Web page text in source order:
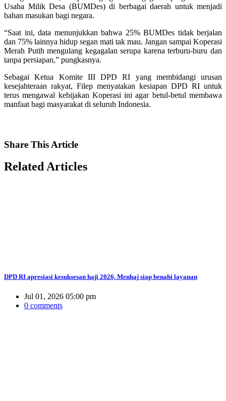
Usaha Milik Desa (BUMDes) di berbagai daerah untuk menjadi
bahan masukan bagi negara.
“Saat ini, data menunjukkan bahwa 25% BUMDes tidak berjalan
dan 75% lainnya hidup segan mati tak mau. Jangan sampai Koperasi
Merah Putih mengulang kegagalan serupa karena terburu-buru dan
tanpa persiapan,” pungkasnya.
Sebagai Ketua Komite III DPD RI yang membidangi urusan
kesejahteraan rakyat, Filep menyatakan kesiapan DPD RI untuk
terus mengawal kebijakan Koperasi ini agar betul-betul membawa
manfaat bagi masyarakat di seluruh Indonesia.
Share This Article
RelatedArticles
DPD RI apresiasi kesuksesan haji 2026, Menhaj siap benahi layanan
Jul 01, 2026 05:00 pm
0 comments